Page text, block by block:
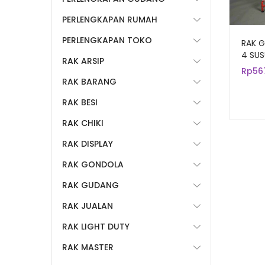
RAK
4
RAK
Rp
PERLENGKAPAN RUMAH
PERLENGKAPAN TOKO
RAK ARSIP
RAK BARANG
RAK BESI
RAK CHIKI
RAK DISPLAY
RAK GONDOLA
RAK GUDANG
RAK JUALAN
RAK LIGHT DUTY
RAK MASTER